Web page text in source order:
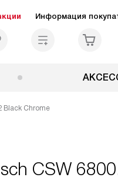
Информация
Black Chrome
CSW